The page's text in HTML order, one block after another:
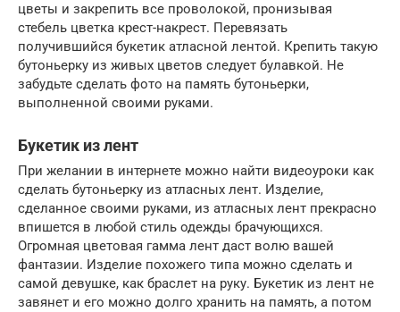
цветы и закрепить все проволокой, пронизывая
стебель цветка крест-накрест. Перевязать
получившийся букетик атласной лентой. Крепить такую
бутоньерку из живых цветов следует булавкой. Не
забудьте сделать фото на память бутоньерки,
выполненной своими руками.
Букетик из лент
При желании в интернете можно найти видеоуроки как
сделать бутоньерку из атласных лент. Изделие,
сделанное своими руками, из атласных лент прекрасно
впишется в любой стиль одежды брачующихся.
Огромная цветовая гамма лент даст волю вашей
фантазии. Изделие похожего типа можно сделать и
самой девушке, как браслет на руку. Букетик из лент не
завянет и его можно долго хранить на память, а потом